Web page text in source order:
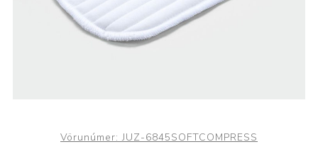
Vörunúmer: JUZ-6845SOFTCOMPRESS